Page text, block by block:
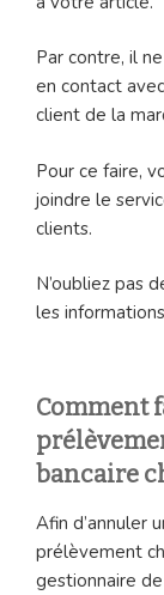
Par contre, il
en contact
client de la
Pour ce faire,
joindre le
clients.
N’oubliez pas
les
Comment
bancaire
Afin d’annuler
prélèvement
gestionnaire